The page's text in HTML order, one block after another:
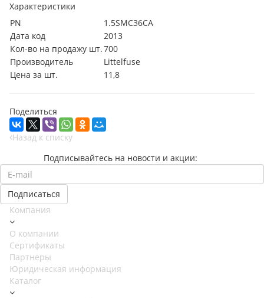
Характеристики
PN
1.5SMC36CA
Дата код
2013
Кол-во на продажу шт.700
Производитель
Littelfuse
Цена за шт.
11,8
Поделиться
Назад к списку
Подписывайтесь на новости и акции:
Компания
О компании
Сертификаты
Партнеры
Юридическая информация
Каталог